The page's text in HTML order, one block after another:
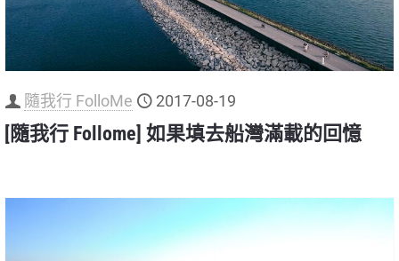
隨我行 FolloMe 2017-08-19
[隨我行 Follome] 如果填去船灣滿載的回憶